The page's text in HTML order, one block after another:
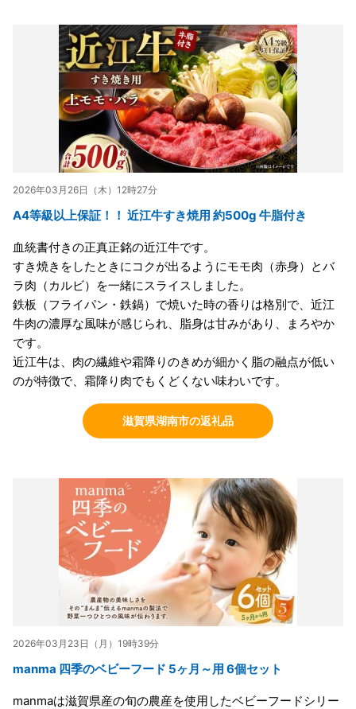
2026年03月26日（木）12時27分
A4等級以上保証！！ 近江牛すき焼用 約500g 牛脂付き
血統書付きの正真正銘の近江牛です。
すき焼きをしたときにコクが出るようにモモ肉（赤身）とバ
ラ肉（カルビ）を一緒にスライスしました。
鉄板（フライパン・鉄鍋）で焼いた時の香りは格別で、近江
牛肉の濃厚な風味が感じられ、脂身は甘みがあり、まろやか
です。
近江牛は、肉の繊維や霜降りのきめが細かく脂の融点が低い
のが特徴で、霜降り肉でもくどくない味わいです。
滋賀県湖南市の返礼品
2026年03月23日（月）19時39分
manma 四季のベビーフード 5ヶ月～用 6個セット
manmaは滋賀県産の旬の農産を使用したベビーフードシリー